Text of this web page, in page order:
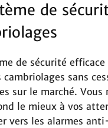
de
de sécurité
sans
sur le marché. Vous
le mieux à vos
vers les alarmes